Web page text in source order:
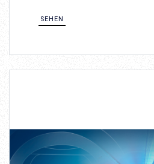
Stahllösungen, die für
SEHEN